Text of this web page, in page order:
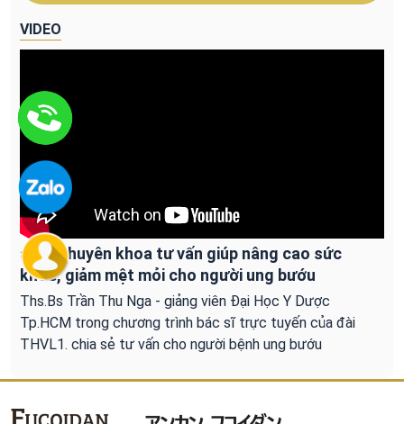
VIDEO
ác sĩ chuyên khoa tư vấn giúp nâng cao sức
khoẻ, giảm mệt mỏi cho người ung bướu
Ths.Bs Trần Thu Nga - giảng viên Đại Học Y Dược
Tp.HCM trong chương trình bác sĩ trực tuyến của đài
THVL1. chia sẻ tư vấn cho người bệnh ung bướu